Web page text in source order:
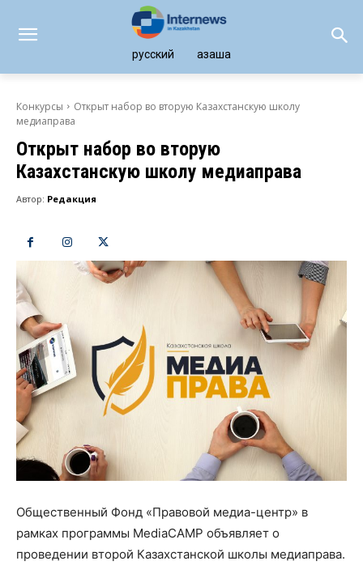
русский қазақша
Конкурсы
Открыт набор во вторую Казахстанскую школу
медиаправа
Открыт набор во вторую
Казахстанскую школу медиаправа
Автор: Редакция
Общественный Фонд «Правовой медиа-центр» в
рамках программы MediaCAMP объявляет о
проведении второй Казахстанской школы медиаправа.